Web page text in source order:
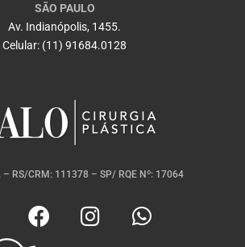
SÃO PAULO
Av. Indianópolis, 1455.
Celular: (11) 91684.0128
RS/CRM: 111378 – SP/ RQE Nº: 17064